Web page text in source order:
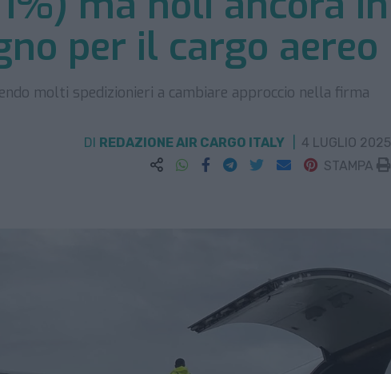
per il cargo aereo
molti spedizionieri a cambiare approccio nella firma
DI REDAZIONE AIR CARGO ITALY
4 LUGLIO 2025
STAMPA